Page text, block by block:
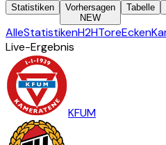
Statistiken
Vorhersagen
NEW
Tabelle
AlleStatistikenH2HToreEcken
Live-Ergebnis
KFUM